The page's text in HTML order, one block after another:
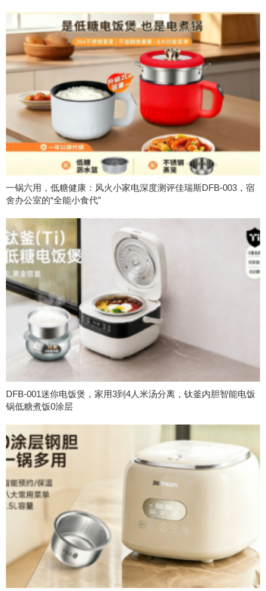
一锅六用，低糖健康：风火小家电深度测评佳瑞斯DFB-003，宿
舍办公室的“全能小食代”
DFB-001迷你电饭煲，家用3到4人米汤分离，钛釜内胆智能电饭
锅低糖煮饭0涂层